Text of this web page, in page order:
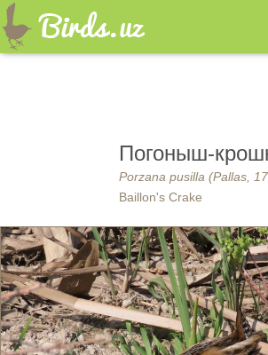
Погоныш-
Porzana pusilla (Pallas,
Baillon's Crake